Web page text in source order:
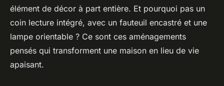
élément de décor à part entière. Et pourquoi pas un
coin lecture intégré, avec un fauteuil encastré et une
lampe orientable ? Ce sont ces aménagements
pensés qui transforment une maison en lieu de vie
apaisant.